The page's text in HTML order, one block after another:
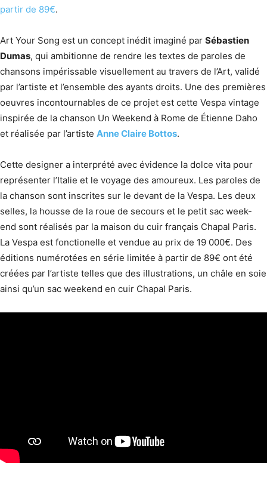
partir de 89€.
Art Your Song est un concept inédit imaginé par Sébastien
Dumas, qui ambitionne de rendre les textes de paroles de
chansons impérissable visuellement au travers de l’Art, validé
par l’artiste et l’ensemble des ayants droits. Une des premières
oeuvres incontournables de ce projet est cette Vespa vintage
inspirée de la chanson Un Weekend à Rome de Étienne Daho
et réalisée par l’artiste Anne Claire Bottos.
Cette designer a interprété avec évidence la dolce vita pour
représenter l’Italie et le voyage des amoureux. Les paroles de
la chanson sont inscrites sur le devant de la Vespa. Les deux
selles, la housse de la roue de secours et le petit sac week-
end sont réalisés par la maison du cuir français Chapal Paris.
La Vespa est fonctionelle et vendue au prix de 19 000€. Des
éditions numérotées en série limitée à partir de 89€ ont été
créées par l’artiste telles que des illustrations, un châle en soie
ainsi qu’un sac weekend en cuir Chapal Paris.